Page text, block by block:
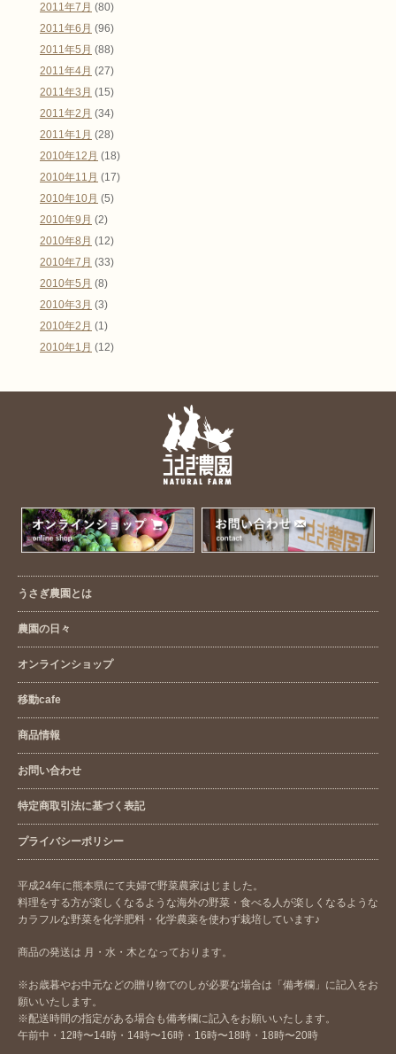
2011年7月 (80)
2011年6月 (96)
2011年5月 (88)
2011年4月 (27)
2011年3月 (15)
2011年2月 (34)
2011年1月 (28)
2010年12月 (18)
2010年11月 (17)
2010年10月 (5)
2010年9月 (2)
2010年8月 (12)
2010年7月 (33)
2010年5月 (8)
2010年3月 (3)
2010年2月 (1)
2010年1月 (12)
うさぎ農園とは
農園の日々
オンラインショップ
移動cafe
商品情報
お問い合わせ
特定商取引法に基づく表記
プライバシーポリシー
平成24年に熊本県にて夫婦で野菜農家はじました。
料理をする方が楽しくなるような海外の野菜・食べる人が楽しくなるような
カラフルな野菜を化学肥料・化学農薬を使わず栽培しています♪
商品の発送は 月・水・木となっております。
※お歳暮やお中元などの贈り物でのしが必要な場合は「備考欄」に記入をお
願いいたします。
※配送時間の指定がある場合も備考欄に記入をお願いいたします。
午前中・12時〜14時・14時〜16時・16時〜18時・18時〜20時